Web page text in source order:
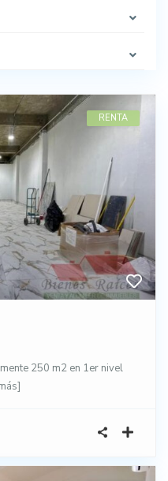
RENTA
250 m2 en 1er nivel